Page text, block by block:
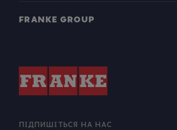
FRANKE GROUP
ПІДПИШІТЬСЯ НА НАС